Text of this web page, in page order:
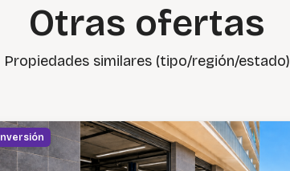
Otras ofertas
Propiedades similares (tipo/región/estado)
Inversión